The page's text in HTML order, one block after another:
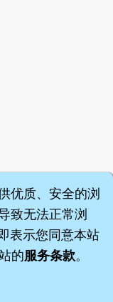
2026
优质、安全的浏
致无法正常浏
表示您同意本站
的服务条款。